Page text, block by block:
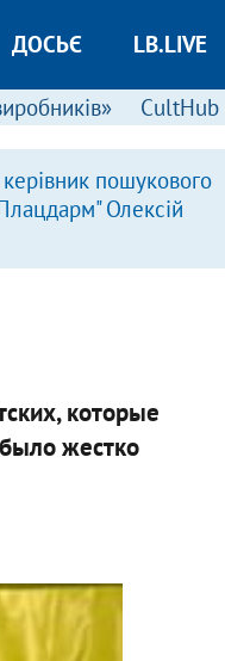
ДОСЬЄ LB.LIVE
CultHub
пошукового
Олексій
которые
жестко